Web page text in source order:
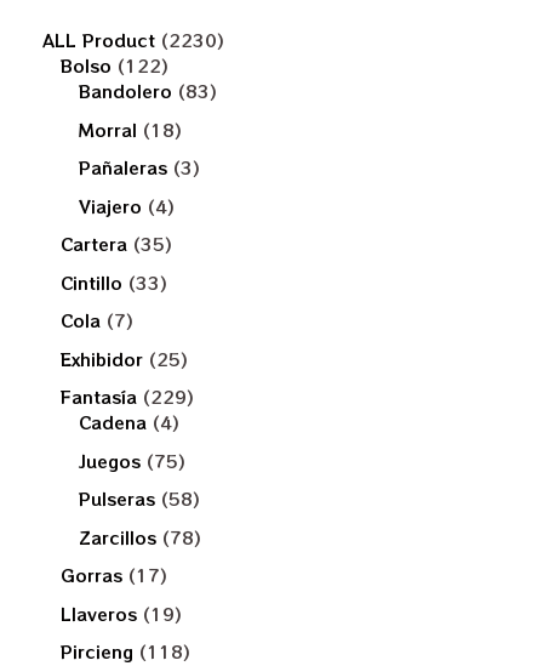
ALL Product 2230
Bolso
122
Bandolero
83
Morral
18
Pañaleras 3
Viajero
4
Cartera 35
Cintillo 33
Cola 7
Exhibidor 25
Fantasía 229
Cadena 4
Juegos 75
Pulseras 58
Zarcillos 78
Gorras 17
Llaveros 19
Pircieng
118